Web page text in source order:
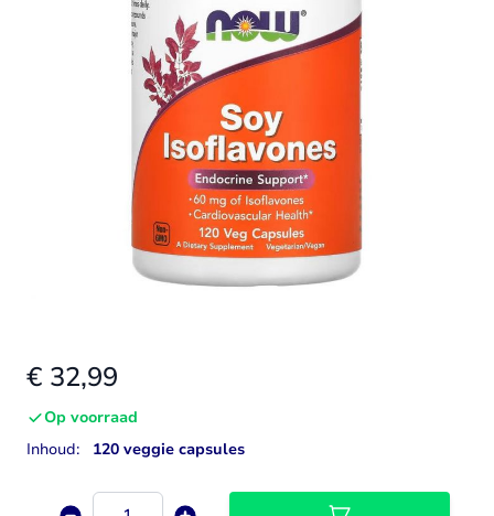
€ 32,99
Op voorraad
Inhoud:
120 veggie capsules